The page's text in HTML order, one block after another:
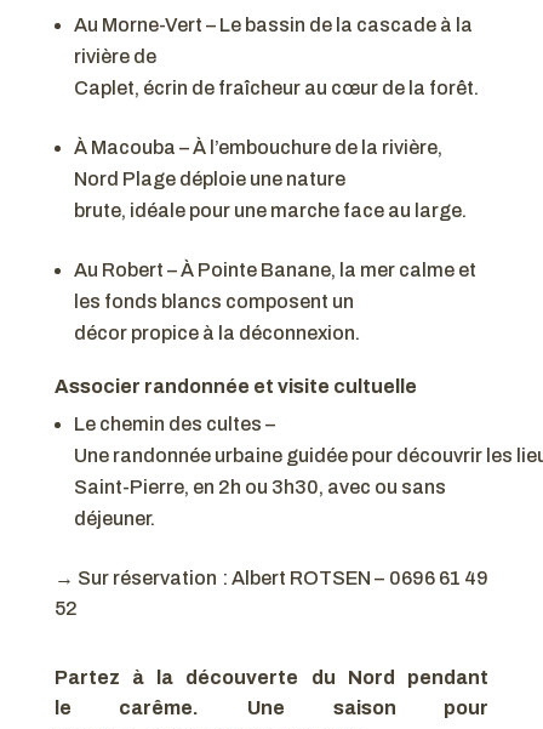
Au Morne-Vert – Le bassin de la cascade à la
rivière de
Caplet, écrin de fraîcheur au cœur de la forêt.
À Macouba – À l’embouchure de la rivière,
Nord Plage déploie une nature
brute, idéale pour une marche face au large.
Au Robert – À Pointe Banane, la mer calme et
les fonds blancs composent un
décor propice à la déconnexion.
Associer randonnée et visite cultuelle
Le chemin des cultes –
Une randonnée urbaine guidée pour découvrir les
Saint-Pierre, en 2h ou 3h30, avec ou sans
déjeuner.
→ Sur réservation : Albert ROTSEN – 0696 61 49
52
Partez à la découverte du Nord pendant
le carême. Une saison pour